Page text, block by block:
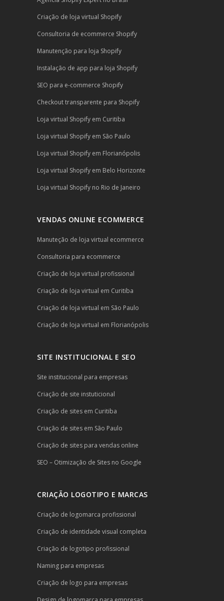
Criação de loja virtual Shopify
Consultoria de ecommerce Shopify
Manutenção para loja Shopify
Instalação de app para loja Shopify
SEO para e-commerce Shopify
Checkout transparente para Shopify
Loja virtual Shopify em Curitiba
Loja virtual Shopify em São Paulo
Loja virtual Shopify em Florianópolis
Loja virtual Shopify em Belo Horizonte
Loja virtual Shopify no Rio de Janeiro
VENDAS ONLINE ECOMMERCE
Manuteção de loja virtual ecommerce
Consultoria para ecommerce
Criação de loja virtual profissional
Criação de loja virtual em Curitiba
Criação de loja virtual em São Paulo
Criação de loja virtual em Florianópolis
SITE INSTITUCIONAL E SEO
Site institucional para empresas
Criação de site instuticional
Criação de sites em Curitiba
Criação de sites em São Paulo
Criação de sites para vendas online
SEO – Otimização de Sites no Google
CRIAÇÃO LOGOTIPO E MARCAS
Criação de logomarca profissional
Criação de identidade visual completa
Criação de logotipo profissional
Naming para empresas
Criação de logo para empresas